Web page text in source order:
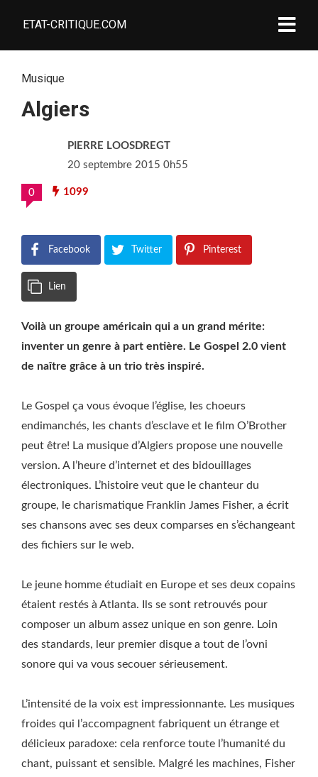
ETAT-CRITIQUE.COM
Musique
Algiers
PIERRE LOOSDREGT
20 septembre 2015 0h55
0 1099
Facebook Twitter Pinterest
Lien
Voilà un groupe américain qui a un grand mérite:
inventer un genre à part entière. Le Gospel 2.0 vient
de naître grâce à un trio très inspiré.
Le Gospel ça vous évoque l’église, les choeurs
endimanchés, les chants d’esclave et le film O’Brother
peut être! La musique d’Algiers propose une nouvelle
version. A l’heure d’internet et des bidouillages
électroniques. L’histoire veut que le chanteur du
groupe, le charismatique Franklin James Fisher, a écrit
ses chansons avec ses deux comparses en s’échangeant
des fichiers sur le web.
Le jeune homme étudiait en Europe et ses deux copains
étaient restés à Atlanta. Ils se sont retrouvés pour
composer un album assez unique en son genre. Loin
des standards, leur premier disque a tout de l’ovni
sonore qui va vous secouer sérieusement.
L’intensité de la voix est impressionnante. Les musiques
froides qui l’accompagnent fabriquent un étrange et
délicieux paradoxe: cela renforce toute l’humanité du
chant, puissant et sensible. Malgré les machines, Fisher